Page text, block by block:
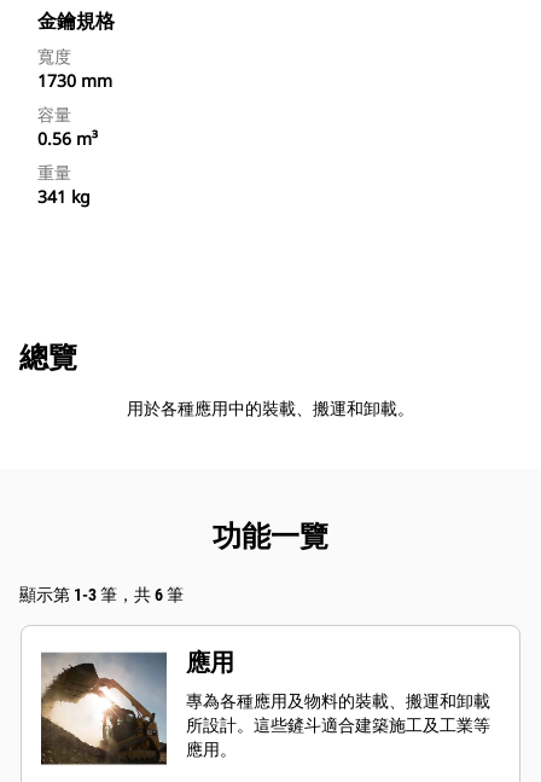
金鑰規格
寬度
1730 mm
容量
0.56 m³
重量
341 kg
總覽
用於各種應用中的裝載、搬運和卸載。
功能一覽
顯示第 1-3 筆，共 6 筆
應用
專為各種應用及物料的裝載、搬運和卸載
所設計。這些鏟斗適合建築施工及工業等
應用。